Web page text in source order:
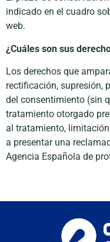
indicado en el cuadro
web.
¿Cuáles son sus
Los derechos que
rectificación, supresión,
del consentimiento (sin
tratamiento otorgado
al tratamiento,
a presentar una
Agencia Española de